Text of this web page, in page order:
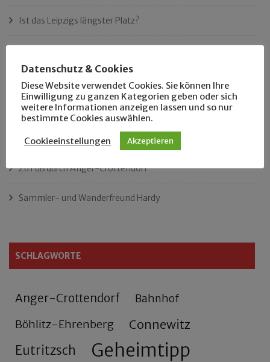
Ist das Leipzigs längster Platz?
Das neue Eutritzsch-Buch
Der Leipziger Schmiedetag von 1904
Rennfahrer in Schönefeld und Zschocher
Zu Fuß durch Anger-Crottendorf
Sammler- und Wanderfreund Hardy
SCHLAGWORTE
Anger-Crottendorf Bahnhof
Böhlitz-Ehrenberg Connewitz
Eutritzsch Geheimtipp
Datenschutz & Cookies
Diese Website verwendet Cookies. Sie können Ihre
Einwilligung zu ganzen Kategorien geben oder sich
weitere Informationen anzeigen lassen und so nur
bestimmte Cookies auswählen.
Cookieeinstellungen Akzeptieren